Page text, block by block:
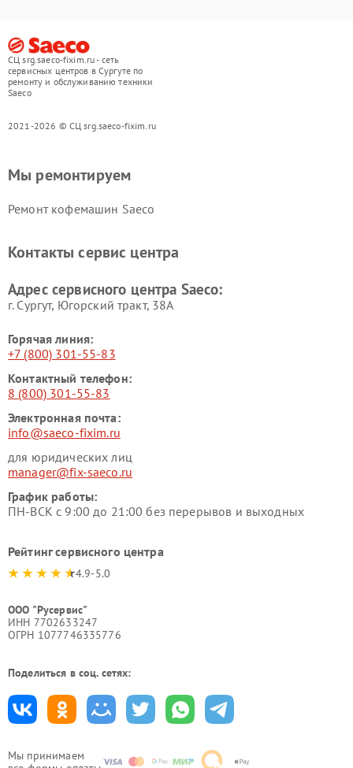
СЦ srg.saeco-fixim.ru - сеть
сервисных центров в Сургуте по
ремонту и обслуживанию техники
Saeco
2021-2026 © СЦ srg.saeco-fixim.ru
Мы принимаем
Мы ремонтируем
Ремонт кофемашин Saeco
Контакты сервис центра
Адрес сервисного центра Saeco:
г. Сургут, Югорский тракт, 38А
Горячая линия:
+7 (800) 301-55-83
Контактный телефон:
8 (800) 301-55-83
Электронная почта:
info@saeco-fixim.ru
для юридических лиц
manager@fix-saeco.ru
График работы:
ПН-ВСК с 9:00 до 21:00 без перерывов и выходных
Рейтинг сервисного центра
4.9-5.0
ООО "Русервис"
ИНН 7702633247
ОГРН 1077746335776
Поделиться в соц. сетях: